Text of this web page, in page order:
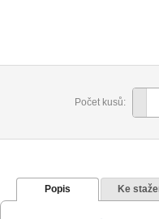
Počet kusů:
Popis Ke